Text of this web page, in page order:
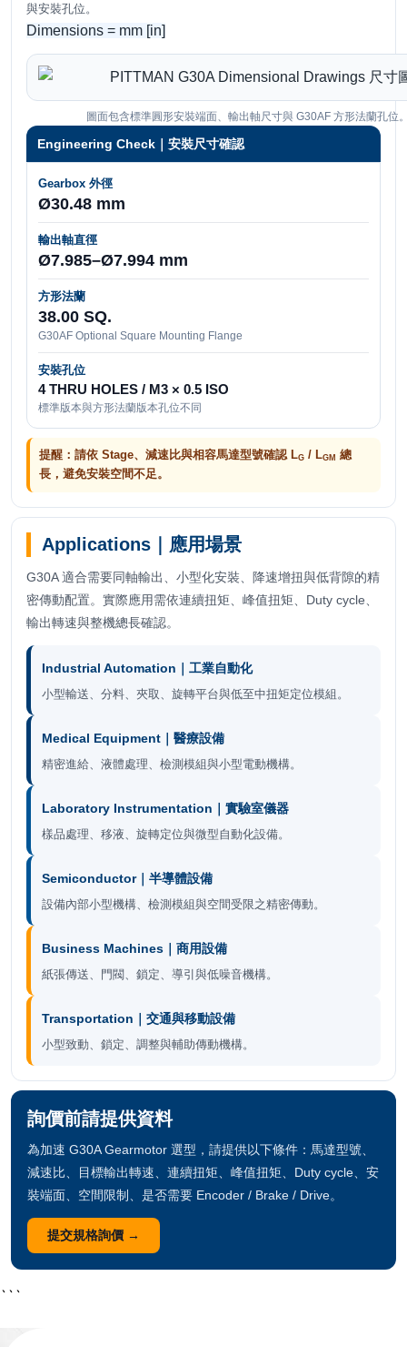
與安裝孔位。
Dimensions = mm [in]
圖面包含標準圓形安裝端面、輸出軸尺寸與 G30AF 方形法蘭孔位
Engineering Check｜安裝尺寸確認
Gearbox 外徑
Ø30.48 mm
輸出軸直徑
Ø7.985–Ø7.994 mm
方形法蘭
38.00 SQ.
G30AF Optional Square Mounting Flange
安裝孔位
4 THRU HOLES / M3 × 0.5 ISO
標準版本與方形法蘭版本孔位不同
提醒：請依 Stage、減速比與相容馬達型號確認 LG / LGM 總
長，避免安裝空間不足。
Applications｜應用場景
G30A 適合需要同軸輸出、小型化安裝、降速增扭與低背隙的精
密傳動配置。實際應用需依連續扭矩、峰值扭矩、Duty cycle、
輸出轉速與整機總長確認。
Industrial Automation｜工業自動化
小型輸送、分料、夾取、旋轉平台與低至中扭矩定位模組。
Medical Equipment｜醫療設備
精密進給、液體處理、檢測模組與小型電動機構。
Laboratory Instrumentation｜實驗室儀器
樣品處理、移液、旋轉定位與微型自動化設備。
Semiconductor｜半導體設備
設備內部小型機構、檢測模組與空間受限之精密傳動。
Business Machines｜商用設備
紙張傳送、門閥、鎖定、導引與低噪音機構。
Transportation｜交通與移動設備
小型致動、鎖定、調整與輔助傳動機構。
詢價前請提供資料
為加速 G30A Gearmotor 選型，請提供以下條件：馬達型號、
減速比、目標輸出轉速、連續扭矩、峰值扭矩、Duty cycle、安
裝端面、空間限制、是否需要 Encoder / Brake / Drive。
提交規格詢價 →
```